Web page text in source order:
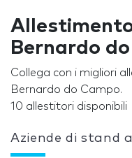
Bernardo
Collega con i migliori
Bernardo do Campo.
10 allestitori disponibili
Aziende di stand